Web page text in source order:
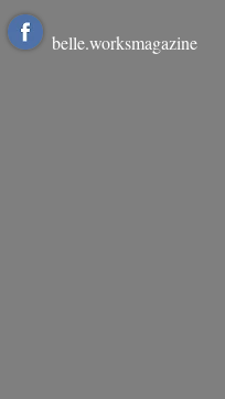
belle.worksmagazine